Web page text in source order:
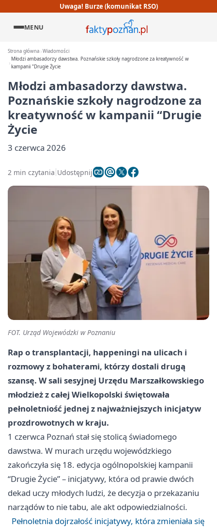
Uwaga! Burze (komunikat RSO)
MENU
Strona główna Wiadomości
Młodzi ambasadorzy dawstwa. Poznańskie szkoły nagrodzone za kreatywność w
kampanii "Drugie Życie
Młodzi ambasadorzy dawstwa.
Poznańskie szkoły nagrodzone za
kreatywność w kampanii “Drugie
Życie
3 czerwca 2026
2 min czytania Udostępnij
FOT. Urząd Wojewódzki w Poznaniu
Rap o transplantacji, happeningi na ulicach i
rozmowy z bohaterami, którzy dostali drugą
szansę. W sali sesyjnej Urzędu Marszałkowskiego
młodzież z całej Wielkopolski świętowała
pełnoletniość jednej z najważniejszych inicjatyw
prozdrowotnych w kraju.
1 czerwca Poznań stał się stolicą świadomego
dawstwa. W murach urzędu wojewódzkiego
zakończyła się 18. edycja ogólnopolskiej kampanii
“Drugie Życie” – inicjatywy, która od prawie dwóch
dekad uczy młodych ludzi, że decyzja o przekazaniu
narządów to nie tabu, ale akt odpowiedzialności.
Pełnoletnia dojrzałość inicjatywy, która zmieniała się